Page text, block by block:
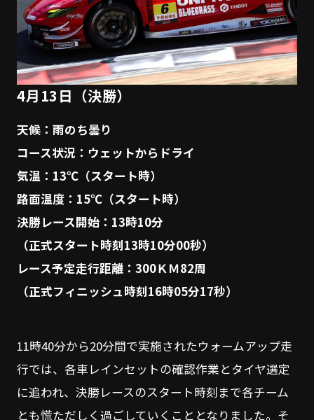
4月13日（決勝）
天候：雨のち曇り
コース状況：ウェットからドライ
気温：13℃（スタート時）
路面温度：15℃（スタート時）
決勝レース開始：13時10分
（正式スタート時刻13時10分00秒）
レース予定走行距離：300ＫＭ82周
（正式フィニッシュ時刻16時05分17秒）
11時40分から20分間で実施されたウォームアップ走
行では、各車レインセットの確認作業とタイヤ選定
に追われ、決勝レースのスタート時刻まで各チーム
とも慌ただしく過ごしていくこととなりました。そ